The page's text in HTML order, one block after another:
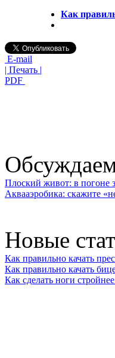
Как
E-mail
| Печать |
PDF
Плоский живот: в погоне
Аквааэробика: скажите
Новые
Как правильно качать
Как правильно качать
Как сделать ноги